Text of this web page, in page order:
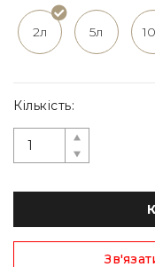
2л 5л
Кількість: